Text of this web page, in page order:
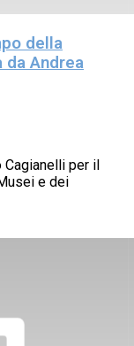
della
da Andrea
Cagianelli per il
e dei